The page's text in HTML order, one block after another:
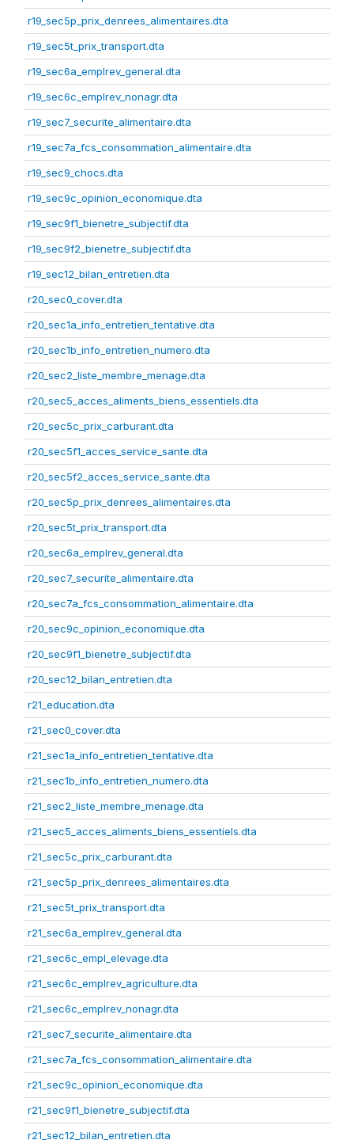
r19_sec5p_prix_denrees_alimentaires.dta
r19_sec5t_prix_transport.dta
r19_sec6a_emplrev_general.dta
r19_sec6c_emplrev_nonagr.dta
r19_sec7_securite_alimentaire.dta
r19_sec7a_fcs_consommation_alimentaire.dta
r19_sec9_chocs.dta
r19_sec9c_opinion_economique.dta
r19_sec9f1_bienetre_subjectif.dta
r19_sec9f2_bienetre_subjectif.dta
r19_sec12_bilan_entretien.dta
r20_sec0_cover.dta
r20_sec1a_info_entretien_tentative.dta
r20_sec1b_info_entretien_numero.dta
r20_sec2_liste_membre_menage.dta
r20_sec5_acces_aliments_biens_essentiels.dta
r20_sec5c_prix_carburant.dta
r20_sec5f1_acces_service_sante.dta
r20_sec5f2_acces_service_sante.dta
r20_sec5p_prix_denrees_alimentaires.dta
r20_sec5t_prix_transport.dta
r20_sec6a_emplrev_general.dta
r20_sec7_securite_alimentaire.dta
r20_sec7a_fcs_consommation_alimentaire.dta
r20_sec9c_opinion_economique.dta
r20_sec9f1_bienetre_subjectif.dta
r20_sec12_bilan_entretien.dta
r21_education.dta
r21_sec0_cover.dta
r21_sec1a_info_entretien_tentative.dta
r21_sec1b_info_entretien_numero.dta
r21_sec2_liste_membre_menage.dta
r21_sec5_acces_aliments_biens_essentiels.dta
r21_sec5c_prix_carburant.dta
r21_sec5p_prix_denrees_alimentaires.dta
r21_sec5t_prix_transport.dta
r21_sec6a_emplrev_general.dta
r21_sec6c_empl_elevage.dta
r21_sec6c_emplrev_agriculture.dta
r21_sec6c_emplrev_nonagr.dta
r21_sec7_securite_alimentaire.dta
r21_sec7a_fcs_consommation_alimentaire.dta
r21_sec9c_opinion_economique.dta
r21_sec9f1_bienetre_subjectif.dta
r21_sec12_bilan_entretien.dta